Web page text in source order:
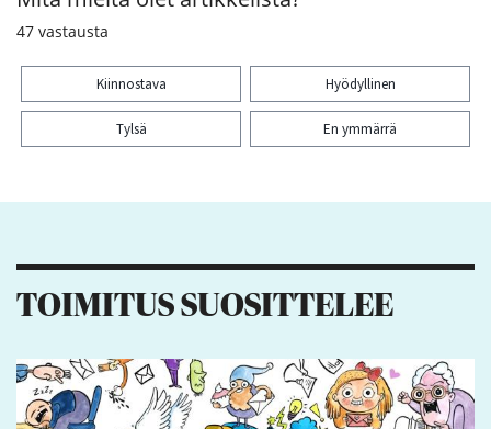
47 vastausta
Kiinnostava Hyödyllinen
Tylsä En ymmärrä
TOIMITUS SUOSITTELEE